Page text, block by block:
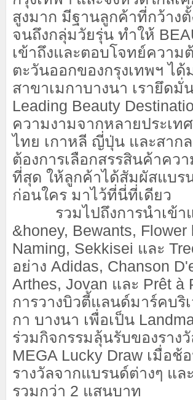
สูงมาก มีฐานลูกค้าที่กว้าง
จนถึงกลุ่มวัยรุ่น ทำให้
เข้าถึงและตอบโจทย์ความ
ตะวันออกของกรุงเทพฯ ไ
สาขาเมกาบางนา เรายึดมั่
Leading Beauty
ความงามจากหลายประเท
ไทย เกาหลี ญี่ปุ่น และสาก
ต้องการเลือกสรรสินค้าค
ที่สุด ให้ลูกค้าได้สัมผัสแบร
ก่อนใคร มาไว้ที่นี่ที่เดียว
รวมไปถึงการนำเข้
&honey, Bewants,
Naming, Sekkisei และ
อย่าง Adidas, Chanson
Arthes, Jovan และ Prêt
การวางบิวตี้แลนด์มาร์คบริ
กา บางนา เพื่อเป็น
ร่วมกิจกรรมลุ้นรับของราง
MEGA Lucky Draw เมื่อ
รางวัลจากแบรนด์ต่างๆ แ
รวมกว่า 2 แสนบาท